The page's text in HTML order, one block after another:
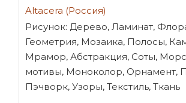
Altacera (Россия)
Рисунок: Дерево, Ламинат,
Геометрия, Мозаика, Полосы,
Мрамор, Абстракция, Соты,
мотивы, Моноколор, Орнамент,
Пэчворк, Узоры, Текстиль, Ткань